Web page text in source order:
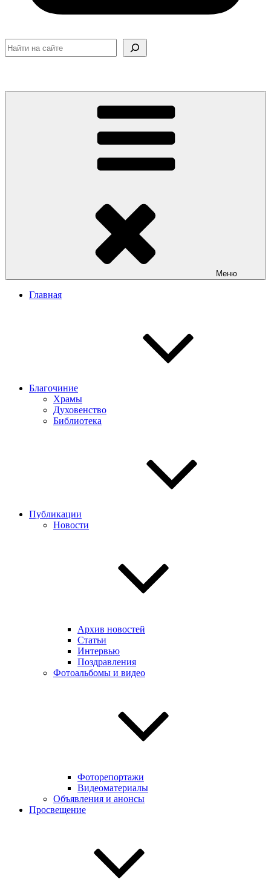
Поиск
Меню
Главная
Благочиние
Храмы
Духовенство
Библиотека
Публикации
Новости
Архив новостей
Статьи
Интервью
Поздравления
Фотоальбомы и видео
Фоторепортажи
Видеоматериалы
Объявления и анонсы
Просвещение